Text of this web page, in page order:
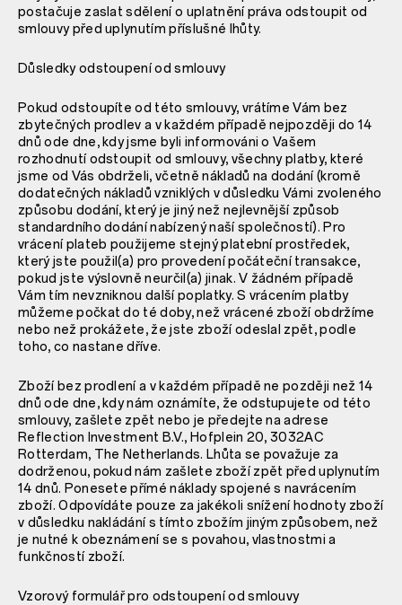
postačuje zaslat sdělení o uplatnění práva odstoupit od
smlouvy před uplynutím příslušné lhůty.
Důsledky odstoupení od smlouvy
Pokud odstoupíte od této smlouvy, vrátíme Vám bez
zbytečných prodlev a v každém případě nejpozději do 14
dnů ode dne, kdy jsme byli informováni o Vašem
rozhodnutí odstoupit od smlouvy, všechny platby, které
jsme od Vás obdrželi, včetně nákladů na dodání (kromě
dodatečných nákladů vzniklých v důsledku Vámi zvoleného
způsobu dodání, který je jiný než nejlevnější způsob
standardního dodání nabízený naší společností). Pro
vrácení plateb použijeme stejný platební prostředek,
který jste použil(a) pro provedení počáteční transakce,
pokud jste výslovně neurčil(a) jinak. V žádném případě
Vám tím nevzniknou další poplatky. S vrácením platby
můžeme počkat do té doby, než vrácené zboží obdržíme
nebo než prokážete, že jste zboží odeslal zpět, podle
toho, co nastane dříve.
Zboží bez prodlení a v každém případě ne později než 14
dnů ode dne, kdy nám oznámíte, že odstupujete od této
smlouvy, zašlete zpět nebo je předejte na adrese
Reflection Investment B.V., Hofplein 20, 3032AC
Rotterdam, The Netherlands. Lhůta se považuje za
dodrženou, pokud nám zašlete zboží zpět před uplynutím
14 dnů. Ponesete přímé náklady spojené s navrácením
zboží. Odpovídáte pouze za jakékoli snížení hodnoty zboží
v důsledku nakládání s tímto zbožím jiným způsobem, než
je nutné k obeznámení se s povahou, vlastnostmi a
funkčností zboží.
Vzorový formulář pro odstoupení od smlouvy